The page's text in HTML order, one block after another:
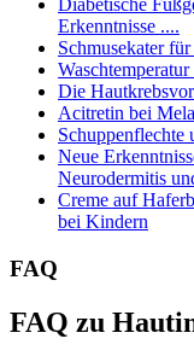
Diabetische
Erkenntnisse ....
Schmusekater
Die
Acitretin bei
Schuppenflechte
Neue
Neurodermitis
Creme auf
bei Kindern
FAQ
FAQ zu